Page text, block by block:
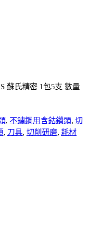
蘇氏精密 1包5支 數量
, 不鏽鋼用含鈷鑽頭, 切
, 刀具, 切削研磨, 耗材